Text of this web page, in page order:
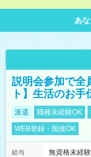
あ
説明会参加で全
ト】生活のお手
派遣 職種未経験OK
WEB登録・面接OK
給与
無資格未経